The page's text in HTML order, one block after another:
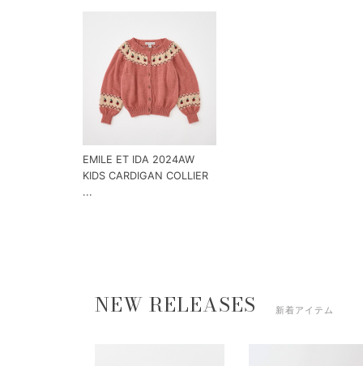
EMILE ET IDA 2024AW
KIDS CARDIGAN COLLIER
...
NEW RELEASES 新着アイテム